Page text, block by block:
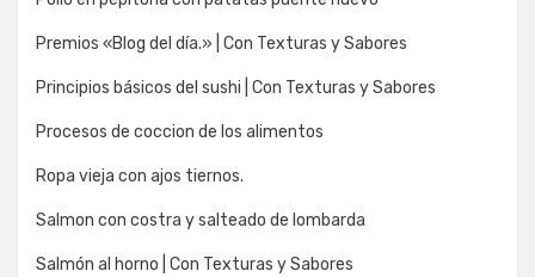
Premios «Blog del día.» | Con Texturas y Sabores
Principios básicos del sushi | Con Texturas y Sabores
Procesos de coccion de los alimentos
Ropa vieja con ajos tiernos.
Salmon con costra y salteado de lombarda
Salmón al horno | Con Texturas y Sabores